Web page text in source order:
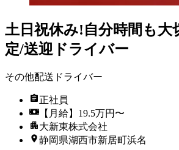
土日祝休み!自分時間も大
定/送迎ドライバー
その他配送ドライバー
正社員
【月給】19.5万円〜
大新東株式会社
静岡県湖西市新居町浜名